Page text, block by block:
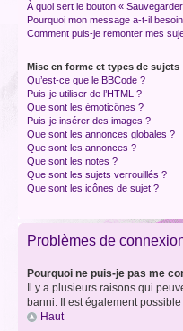
À quoi sert le bouton «
Pourquoi mon message a-t-il
Comment puis-je remonter mes
Mise en forme et types de sujets
Qu’est-ce que le BBCode ?
Puis-je utiliser de l’HTML ?
Que sont les émoticônes ?
Puis-je insérer des images ?
Que sont les annonces globales ?
Que sont les annonces ?
Que sont les notes ?
Que sont les sujets verrouillés ?
Que sont les icônes de sujet ?
Problèmes de
Pourquoi ne puis-je pas me
Il y a plusieurs raisons qui
banni. Il est également
Haut